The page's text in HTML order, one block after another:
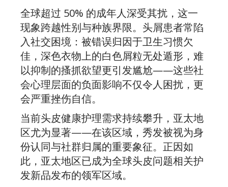
全球超过 50% 的成年人深受其扰，这一
现象跨越性别与种族界限。头屑患者常陷
入社交困境：被错误归因于卫生习惯欠
佳，深色衣物上的白色屑粒无处遁形，难
以抑制的搔抓欲望更引发尴尬——这些社
会心理层面的负面影响不仅令人困扰，更
会严重挫伤自信。
当前头皮健康护理需求持续攀升，亚太地
区尤为显著——在该区域，秀发被视为身
份认同与社群归属的重要象征。正因如
此，亚太地区已成为全球头皮问题相关护
发新品发布的领军区域。